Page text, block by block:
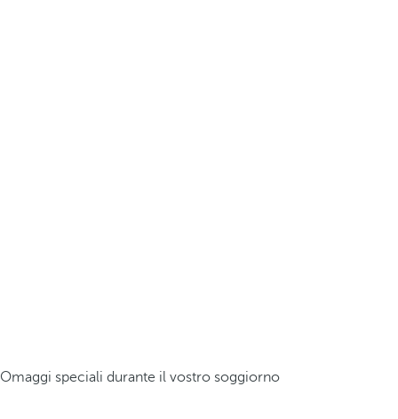
Omaggi speciali durante il vostro soggiorno